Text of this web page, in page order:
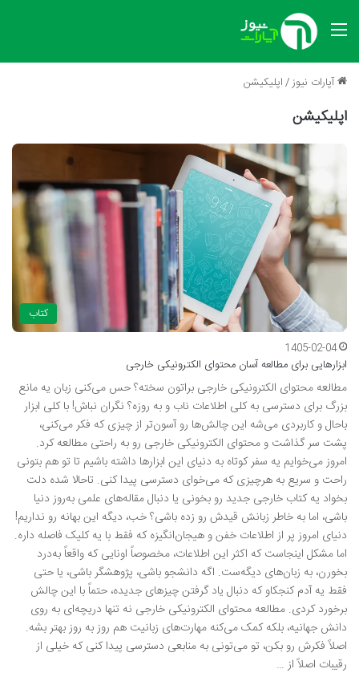
منو
آپارات نیوز/اپلیکیشن
اپلیکیشن
کتاب
1405-02-04
ابزارهایی برای مطالعه آسان محتوای الکترونیکی خارجی
مطالعه محتوای الکترونیکی خارجی براتون سخته؟ حس می‌کنی زبان یه مانع
بزرگ برای دسترسی به کلی اطلاعات ناب و به روزه؟ نگران نباش! با کلی ابزار
باحال و کاربردی می‌شه این چالش‌ها رو آسون‌تر از چیزی که فکر می‌کنی،
پشت سر گذاشت و محتوای الکترونیکی خارجی رو به راحتی مطالعه کرد.
امروز می‌خوایم یه سفر کوتاه به دنیای این ابزارها داشته باشیم تا تو هم بتونی
راحت و سریع به هرچیزی که می‌خوای دسترسی پیدا کنی. تاحالا شده دلت
بخواد یه کتاب خارجی جدید رو بخونی یا دنبال مقاله‌های علمی به‌روز دنیا
باشی، اما به خاطر زبانش قیدش رو زده باشی؟ خب، دیگه این بهانه رو نداریم!
دنیای امروز پر از اطلاعات خفن و هیجان‌انگیزه که فقط با یه کلیک فاصله داره.
اما مشکل اینجاست که اکثر این اطلاعات، مخصوصاً اونایی که واقعاً به‌درد
بخورن، به زبان‌های دیگه‌ست. اگه دانشجو باشی، پژوهشگر باشی، یا حتی
فقط یه آدم کنجکاو که دنبال یاد گرفتن چیزهای جدیده، حتماً با این چالش
برخورد کردی. مطالعه محتوای الکترونیکی خارجی نه تنها دریچه‌ای به روی
دانش جهانیه، بلکه کمک می‌کنه مهارت‌های زبانیت هم روز به روز بهتر بشه.
اصلاً فکرش رو بکن، تو می‌تونی به منابعی دسترسی پیدا کنی که خیلی از
رقیبات اصلاً از …